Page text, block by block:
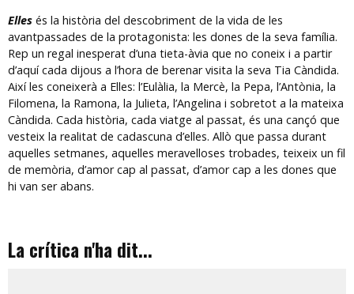
Elles és la història del descobriment de la vida de les
avantpassades de la protagonista: les dones de la seva família.
Rep un regal inesperat d’una tieta-àvia que no coneix i a partir
d’aquí cada dijous a l’hora de berenar visita la seva Tia Càndida.
Així les coneixerà a Elles: l’Eulàlia, la Mercè, la Pepa, l’Antònia, la
Filomena, la Ramona, la Julieta, l’Angelina i sobretot a la mateixa
Càndida. Cada història, cada viatge al passat, és una cançó que
vesteix la realitat de cadascuna d’elles. Allò que passa durant
aquelles setmanes, aquelles meravelloses trobades, teixeix un fil
de memòria, d’amor cap al passat, d’amor cap a les dones que
hi van ser abans.
La crítica n'ha dit...